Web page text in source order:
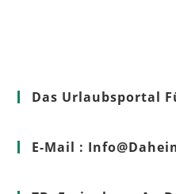
Das Urlaubsportal
E-Mail :